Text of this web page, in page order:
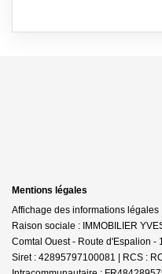
Mentions légales
Affichage des informations légales
Raison sociale : IMMOBILIER
Comtal Ouest - Route d'Espalion -
Siret : 42895797100081 | RCS :